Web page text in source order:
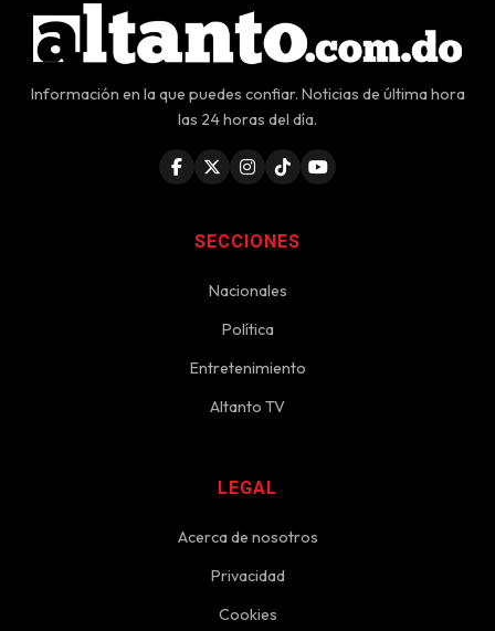
Información en la que puedes confiar. Noticias de última hora
las 24 horas del día.
SECCIONES
Nacionales
Política
Entretenimiento
Altanto TV
LEGAL
Acerca de nosotros
Privacidad
Cookies